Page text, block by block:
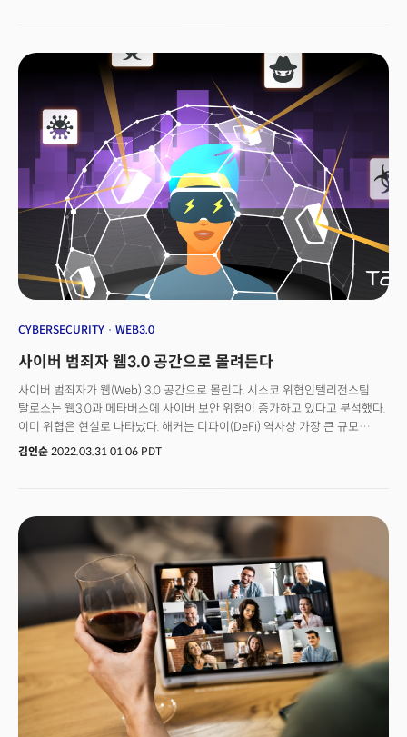
사이언티픽 애틀랜타 인수(인수가 69억달러)였다. 인수 절차는 오는 2024년
3분기 말 완료될 예정이다. 시스코는 이번 인수로 “세계 최대 규모의
소프트웨어 회사 중 하나가 탄생할 것”이라고 했다.
CYBERSECURITY WEB3.0
사이버 범죄자 웹3.0 공간으로 몰려든다
사이버 범죄자가 웹(Web) 3.0 공간으로 몰린다. 시스코 위협인텔리전스팀
탈로스는 웹3.0과 메타버스에 사이버 보안 위험이 증가하고 있다고 분석했다.
이미 위협은 현실로 나타났다. 해커는 디파이(DeFi) 역사상 가장 큰 규모
해킹에 성공했다. 인기 게임인 엑시 인피니티(Axie Infinity)와 관련된 로닌
프로그램, 분산 파일 저장소에 의해 주도된다. 웹 3.0에는 가상의 공간에서
검색, 쇼핑, 게임, 비즈니스를 할 수 있는 '메타버스'도 포함된다. 메타버스는
차세대 소셜 미디어로 발전할 가능성이 크다. 메타버스에서 ID는 암호화폐
지갑과 연결되기도 한다. 사용자의 암호화폐 지갑은 디지털 자산이 저장된
곳이다. 암호화폐는 이미 3억 명 이상의 사용자를 보유했다. 시가 총액은
수조달러에 달한다. 돈이 몰리는 곳에 항상 따라다니는 그림자는 바로 사이버
범죄자다.
김인순 2022.03.31 01:06 PDT